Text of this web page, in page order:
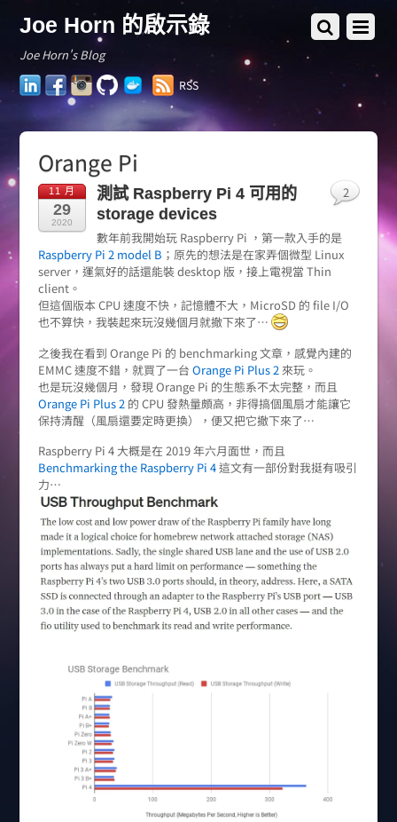
Joe Horn 的啟示錄
Joe Horn's Blog
LinkedInFacebookInstagram
GitHubDocker
Hub
RSS
Orange Pi
11 月
29
2020
測試 Raspberry Pi 4 可用的
storage devices
數年前我開始玩 Raspberry Pi ，第一款入手的是
Raspberry Pi 2 model B ；原先的想法是在家弄個微型 Linux
server，運氣好的話還能裝 desktop 版，接上電視當 Thin
client。
但這個版本 CPU 速度不快，記憶體不大，MicroSD 的 file I/O
也不算快，我裝起來玩沒幾個月就撤下來了…
之後我在看到 Orange Pi 的 benchmarking 文章，感覺內建的
EMMC 速度不錯，就買了一台 Orange Pi Plus 2 來玩。
也是玩沒幾個月，發現 Orange Pi 的生態系不太完整，而且
Orange Pi Plus 2 的 CPU 發熱量頗高，非得搞個風扇才能讓它
保持清醒（風扇還要定時更換），便又把它撤下來了…
Raspberry Pi 4 大概是在 2019 年六月面世，而且
Benchmarking the Raspberry Pi 4這文有一部份對我挺有吸引
力…
2